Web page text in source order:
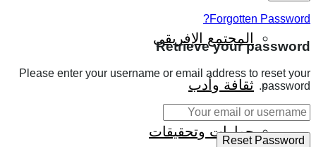
المجتمع الإفريقي
ثقافة وأدب
حوارات وتحقيقات
Forgotten Password?
Retrieve your password
Please enter your username or email address to reset your
password.